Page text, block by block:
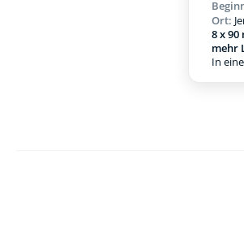
Ort:
8 x 90
mehr
In